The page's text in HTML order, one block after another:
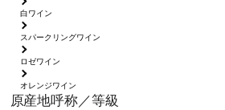
白ワイン
スパークリングワイン
ロゼワイン
オレンジワイン
原産地呼称／等級